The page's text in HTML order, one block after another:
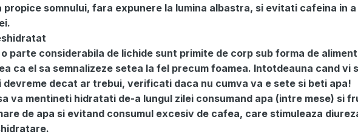
propice somnului, fara expunere la lumina albastra, si evitati cafeina in a
parte considerabila de lichide sunt primite de corp sub forma de
ca el sa semnalizeze setea la fel precum foamea. Intotdeauna cand vi
devreme decat ar trebui, verificati daca nu cumva va e sete si beti apa!
va mentineti hidratati de-a lungul zilei consumand apa (intre mese) si
de apa si evitand consumul excesiv de cafea, care stimuleaza